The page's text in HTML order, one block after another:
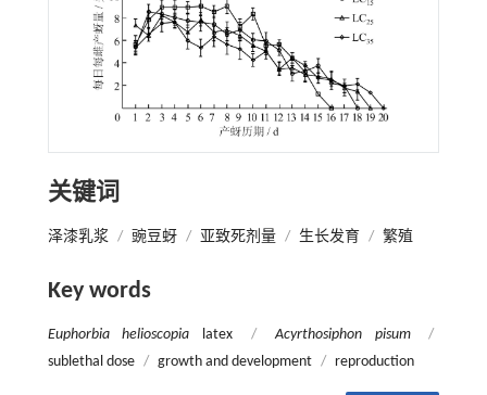
关键词
泽漆乳浆 / 豌豆蚜 / 亚致死剂量 / 生长发育 / 繁殖
Key words
Euphorbia helioscopia latex / Acyrthosiphon pisum
/
sublethal dose / growth and development / reproduction